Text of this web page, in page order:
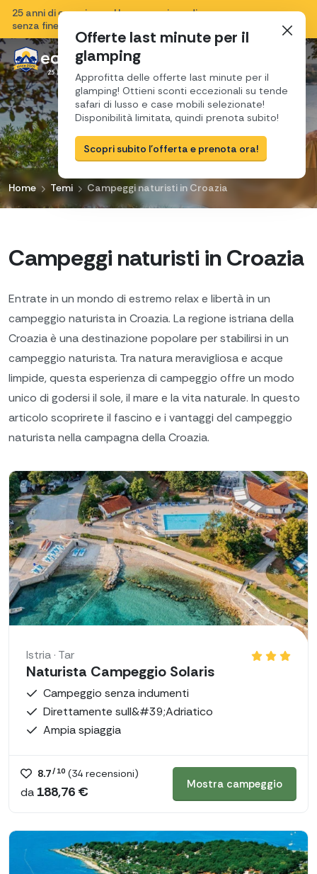
Offerte last minute per il
glamping
Approfitta delle offerte last minute per il
glamping! Ottieni sconti eccezionali su tende
safari di lusso e case mobili selezionate!
Disponibilità limitata, quindi prenota subito!
Scopri subito l'offerta e prenota ora!
25 anni di esperienza, Una sensazione di vacanza
senza fine e una passione per la Croazia.
Home Temi Campeggi naturisti in Croazia
Campeggi naturisti in Croazia
Entrate in un mondo di estremo relax e libertà in un
campeggio naturista in Croazia. La regione istriana della
Croazia è una destinazione popolare per stabilirsi in un
campeggio naturista. Tra natura meravigliosa e acque
limpide, questa esperienza di campeggio offre un modo
unico di godersi il sole, il mare e la vita naturale. In questo
articolo scoprirete il fascino e i vantaggi del campeggio
naturista nella campagna della Croazia.
Istria · Tar
Naturista Campeggio Solaris
Campeggio senza indumenti
Direttamente sull&#39;Adriatico
Ampia spiaggia
8.7/ 10 (34 recensioni)
da 188,76 € Mostra campeggio